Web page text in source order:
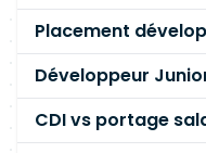
Placement
Développeur
CDI vs portage